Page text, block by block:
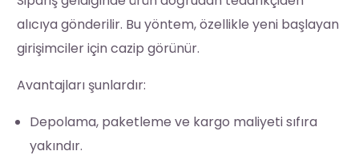
alıcıya gönderilir. Bu yöntem, özellikle yeni başlayan
girişimciler için cazip görünür.
Avantajları şunlardır:
Depolama, paketleme ve kargo maliyeti sıfıra
yakındır.